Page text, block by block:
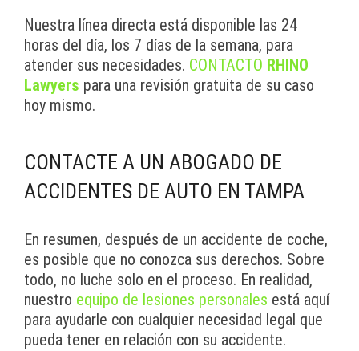
Nuestra línea directa está disponible las 24
horas del día, los 7 días de la semana, para
atender sus necesidades. CONTACTO RHINO
Lawyers para una revisión gratuita de su caso
hoy mismo.
CONTACTE A UN ABOGADO DE
ACCIDENTES DE AUTO EN TAMPA
En resumen, después de un accidente de coche,
es posible que no conozca sus derechos. Sobre
todo, no luche solo en el proceso. En realidad,
nuestro equipo de lesiones personales está aquí
para ayudarle con cualquier necesidad legal que
pueda tener en relación con su accidente.